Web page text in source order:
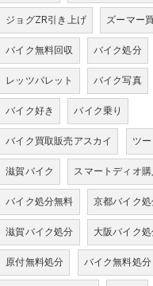
ジョグZR引き上げ ズーマー
バイク無料回収 バイク処分
レッツパレット バイク写真
バイク好き バイク乗り
バイク買取販売アスカイ ツ
滋賀バイク スマートディオ購
バイク処分無料 京都バイク処
滋賀バイク処分 大阪バイク
原付無料処分 バイク無料処分